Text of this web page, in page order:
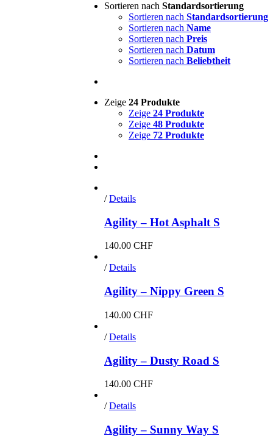
Sortieren nach Standardsortierung
Sortieren nach Standardsortierung
Sortieren nach Name
Sortieren nach Preis
Sortieren nach Datum
Sortieren nach Beliebtheit
Zeige 24 Produkte
Zeige 24 Produkte
Zeige 48 Produkte
Zeige 72 Produkte
/ Details
Agility – Hot Asphalt S
140.00 CHF
/ Details
Agility – Nippy Green S
140.00 CHF
/ Details
Agility – Dusty Road S
140.00 CHF
/ Details
Agility – Sunny Way S